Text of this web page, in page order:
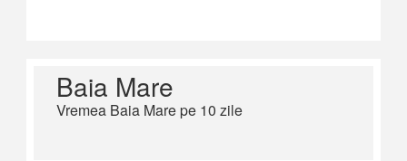
Baia Mare
Vremea Baia Mare pe 10 zile